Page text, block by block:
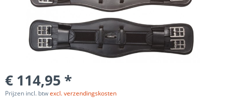
€ 114,95 *
Prijzen incl. btwexcl. verzendingskosten